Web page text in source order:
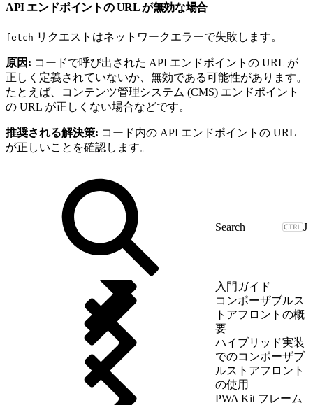
API エンドポイントの URL が無効な場合
fetch リクエストはネットワークエラーで失敗します。
原因: コードで呼び出された API エンドポイントの URL が
正しく定義されていないか、無効である可能性があります。
たとえば、コンテンツ管理システム (CMS) エンドポイント
の URL が正しくない場合などです。
推奨される解決策: コード内の API エンドポイントの URL
が正しいことを確認します。
J
入門ガイド
コンポーザブルス
トアフロントの概
要
ハイブリッド実装
でのコンポーザブ
ルストアフロント
の使用
PWA Kit フレーム